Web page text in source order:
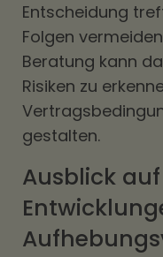
Entscheidung
Folgen
Beratung kann
Risiken zu
gestalten.
Ausblick